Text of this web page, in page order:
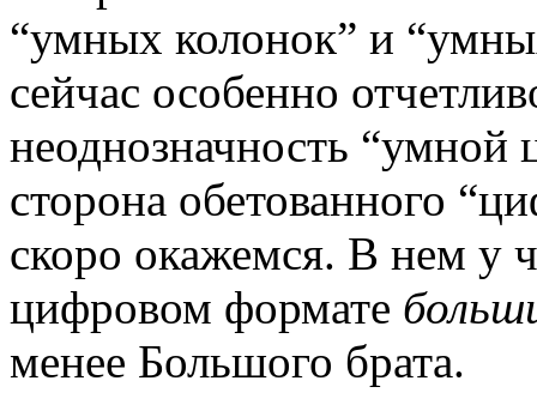
“умных колонок” и
сейчас особенно
неоднозначность “умной
сторона обетованного
скоро ока­жемся. В нем у
цифровом формате
менее Большого брата.